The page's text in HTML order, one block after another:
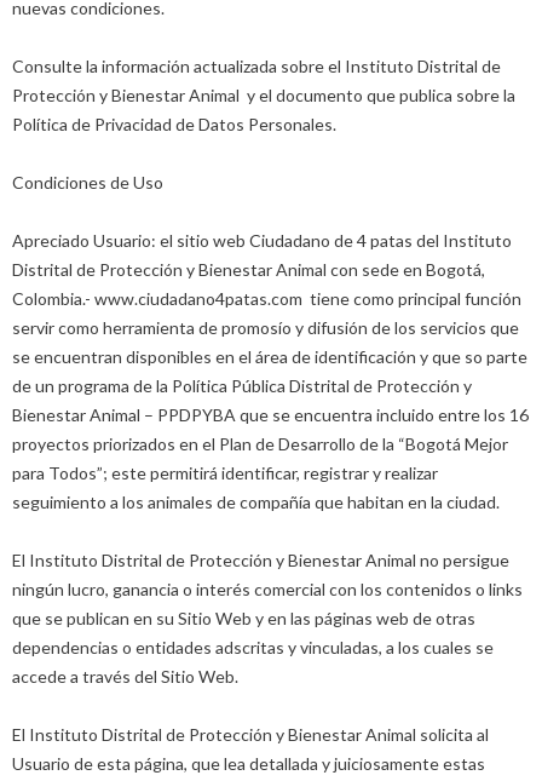
nuevas condiciones.
Consulte la información actualizada sobre el Instituto Distrital de
Protección y Bienestar Animal y el documento que publica sobre la
Política de Privacidad de Datos Personales.
Condiciones de Uso
Apreciado Usuario: el sitio web Ciudadano de 4 patas del Instituto
Distrital de Protección y Bienestar Animal con sede en Bogotá,
Colombia.- www.ciudadano4patas.com tiene como principal función
servir como herramienta de promosío y difusión de los servicios que
se encuentran disponibles en el área de identificación y que so parte
de un programa de la Política Pública Distrital de Protección y
Bienestar Animal – PPDPYBA que se encuentra incluido entre los 16
proyectos priorizados en el Plan de Desarrollo de la “Bogotá Mejor
para Todos”; este permitirá identificar, registrar y realizar
seguimiento a los animales de compañía que habitan en la ciudad.
El Instituto Distrital de Protección y Bienestar Animal no persigue
ningún lucro, ganancia o interés comercial con los contenidos o links
que se publican en su Sitio Web y en las páginas web de otras
dependencias o entidades adscritas y vinculadas, a los cuales se
accede a través del Sitio Web.
El Instituto Distrital de Protección y Bienestar Animal solicita al
Usuario de esta página, que lea detallada y juiciosamente estas